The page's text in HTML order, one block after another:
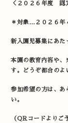
＜２０２６年度 認
＊対象…２０２６年
新入園児募集にあた
本園の教育内容や、
す。どうぞ都合のよ
参加希望の方は、あ
い。
（QRコードよりご